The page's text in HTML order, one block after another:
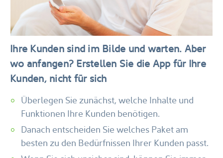
Ihre Kunden sind im Bilde und warten. Aber
wo anfangen? Erstellen Sie die App für Ihre
Kunden, nicht für sich
Überlegen Sie zunächst, welche Inhalte und
Funktionen Ihre Kunden benötigen.
Danach entscheiden Sie welches Paketam
besten zu den Bedürfnissen Ihrer Kunden passt.